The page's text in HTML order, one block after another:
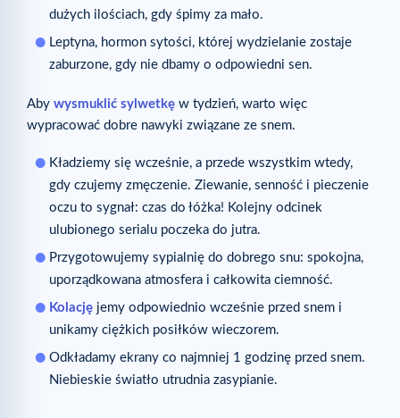
dużych ilościach, gdy śpimy za mało.
Leptyna, hormon sytości, której wydzielanie zostaje
zaburzone, gdy nie dbamy o odpowiedni sen.
Aby wysmuklić sylwetkę w tydzień, warto więc
wypracować dobre nawyki związane ze snem.
Kładziemy się wcześnie, a przede wszystkim wtedy,
gdy czujemy zmęczenie. Ziewanie, senność i pieczenie
oczu to sygnał: czas do łóżka! Kolejny odcinek
ulubionego serialu poczeka do jutra.
Przygotowujemy sypialnię do dobrego snu: spokojna,
uporządkowana atmosfera i całkowita ciemność.
Kolację jemy odpowiednio wcześnie przed snem i
unikamy ciężkich posiłków wieczorem.
Odkładamy ekrany co najmniej 1 godzinę przed snem.
Niebieskie światło utrudnia zasypianie.